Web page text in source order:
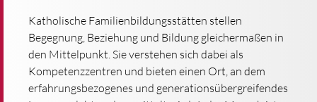
Katholische Familienbildungsstätten stellen
Begegnung, Beziehung und Bildung gleichermaßen in
den Mittelpunkt. Sie verstehen sich dabei als
Kompetenzzentren und bieten einen Ort, an dem
erfahrungsbezogenes und generationsübergreifendes